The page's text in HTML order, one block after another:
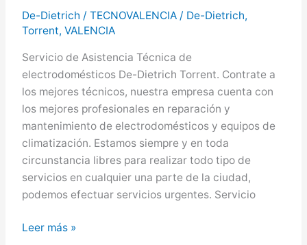
Gandia
De-Dietrich / TECNOVALENCIA / De-Dietrich,
Torrent, VALENCIA
Servicio de Asistencia Técnica de
electrodomésticos De-Dietrich Torrent. Contrate a
los mejores técnicos, nuestra empresa cuenta con
los mejores profesionales en reparación y
mantenimiento de electrodomésticos y equipos de
climatización. Estamos siempre y en toda
circunstancia libres para realizar todo tipo de
servicios en cualquier una parte de la ciudad,
podemos efectuar servicios urgentes. Servicio
De-
Leer más »